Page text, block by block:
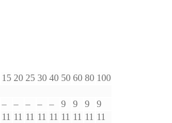
15 20 25 30 40 50 60 80 100
– – – – – 9 9 9
9
11 11 11 11 11 11 11 11 11